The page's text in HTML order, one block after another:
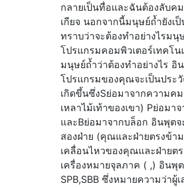
กลายเป็นทื่อและฉันต้องลับค
เกียจ นอกจากนี้มนุษย์ถ้ำยังเ
ทราบว่าจะต้องทำอย่างไรมนุ
โปรแกรมคอมพิวเตอร์เทคโ
มนุษย์ถ้ำว่าต้องทำอย่างไร อิ
โปรแกรมของคุณจะเป็นประ
เกิดขึ้นซึ่งSย่อมาจากความค
เหลาไม้เท้าของเขา) Pย่อมา
และBย่อมาจากบล็อก อินพุตจ
สองฝ่าย (คุณและฝ่ายตรงข้า
เคลื่อนไหวของคุณและฝ่ายต
เครื่องหมายจุลภาค ( ,) อินพุ
SPB,SBB ซึ่งหมายความว่าผู้